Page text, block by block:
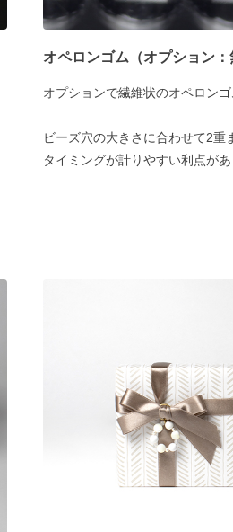
オペロンゴム（オプション：
オプションで繊維状のオペロンゴ
ビーズ穴の大きさに合わせて2
タイミングが計りやすい利点があ